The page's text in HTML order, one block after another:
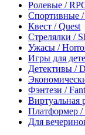
Ролевые /
Спортивные /
Квест / Quest
Стрелялки /
Ужасы /
Игры для
Детективы /
Фэнтези /
Виртуальная
Платформер /
Для